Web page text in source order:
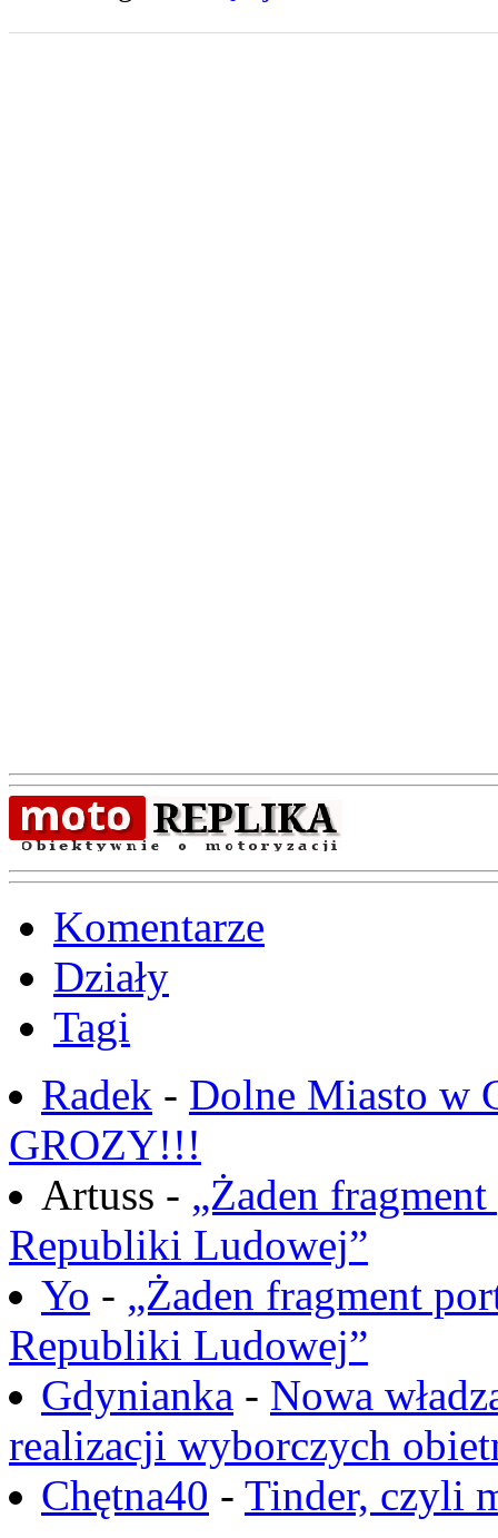
Komentarze
Działy
Tagi
Radek - Dolne Miasto w
GROZY!!!
Artuss - „Żaden
Republiki Ludowej”
Yo - „Żaden fragment
Republiki Ludowej”
Gdynianka - Nowa
realizacji wyborczych
Chętna40 - Tinder, czyli